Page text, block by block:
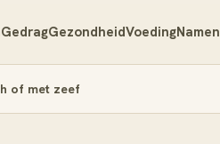
GedragGezondheidVoedingNamen
of met zeef